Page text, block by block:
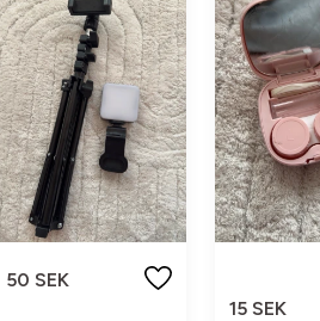
50 SEK
15 SEK